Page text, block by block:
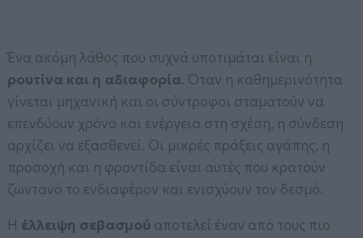
Ένα ακόμη λάθος που συχνά υποτιμάται είναι η
ρουτίνα και η αδιαφορία. Όταν η καθημερινότητα
γίνεται μηχανική και οι σύντροφοι σταματούν να
επενδύουν χρόνο και ενέργεια στη σχέση, η σύνδεση
αρχίζει να εξασθενεί. Οι μικρές πράξεις αγάπης, η
προσοχή και η φροντίδα είναι αυτές που κρατούν
ζωντανό το ενδιαφέρον και ενισχύουν τον δεσμό.
Η έλλειψη σεβασμού αποτελεί έναν από τους πιο